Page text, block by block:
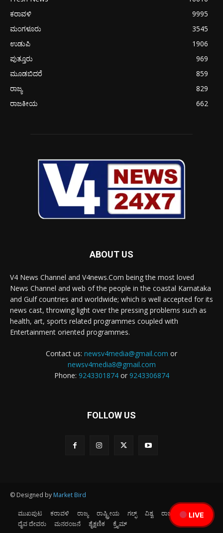
LIVE
ಕರಾವಳಿ
9995
ಮಂಗಳೂರು
3545
ಉಡುಪಿ
1906
ಪುತ್ತೂರು
969
ಮೂಡಬಿದರೆ
859
ರಾಜ್ಯ
829
ರಾಜಕೀಯ
662
ABOUT US
V4 News Channel and V4news.Com being the most loved
News Channel and web of the people in the coastal Karnataka
and Gulf countries and worldwide; which is well accepted for its
news cast, throwing light over the pressing problems such as
health, art, sports related programmes coupled with
Entertainment oriented programmes.
Contact us: newsv4media@gmail.com or
newsv4media8@gmail.com
Phone: 9243301874or 9243306874
FOLLOW US
© Designed by Market Bird
ಮುಖಪುಟ ಕರಾವಳಿ ರಾಜ್ಯ ರಾಷ್ಟ್ರೀಯ ಗಲ್ಫ್ ವಿಶ್ವ ರಾಜಕೀಯ
ಕ್ರೀಡೆ
ದೈವ ದೇವರು
ಮನರಂಜನೆ ಶೈಕ್ಷಣಿಕ ಕ್ರೈಮ್